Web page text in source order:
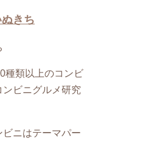
ぬきち
種類以上のコンビ
ビニグルメ研究
ビニはテーマパー